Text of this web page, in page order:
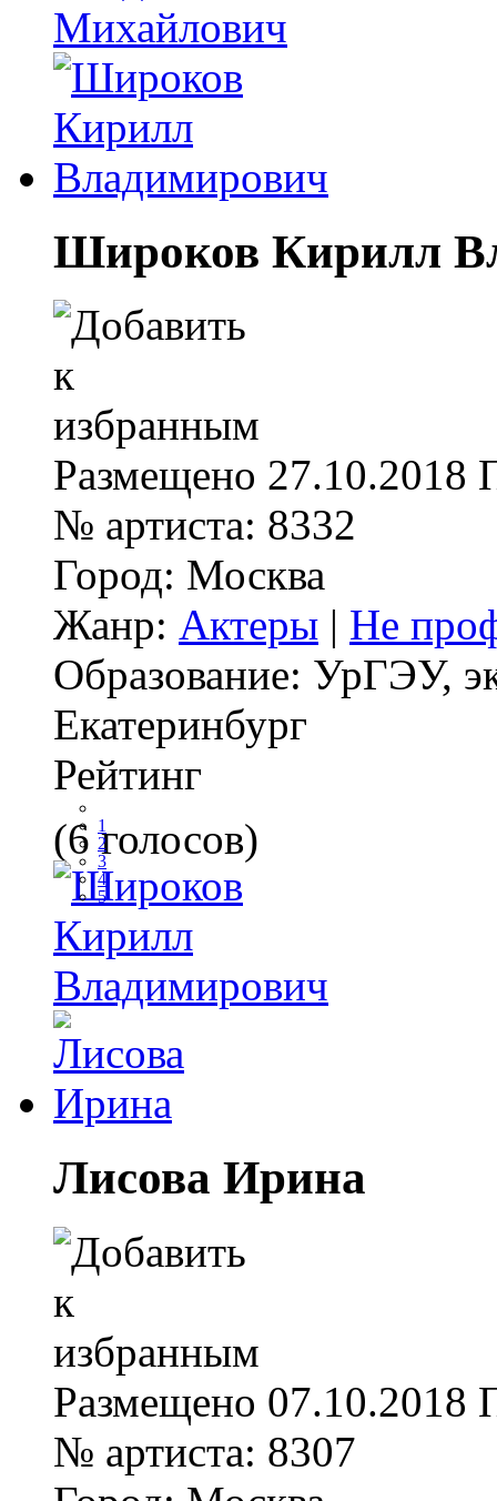
Широков Кирилл
Размещено 27.10.2018
№ артиста: 8332
Город: Москва
Жанр: Актеры | Не
Образование: УрГЭУ,
Екатеринбург
Рейтинг
1
2
3
4
5
(6 голосов)
Лисова Ирина
Размещено 07.10.2018
№ артиста: 8307